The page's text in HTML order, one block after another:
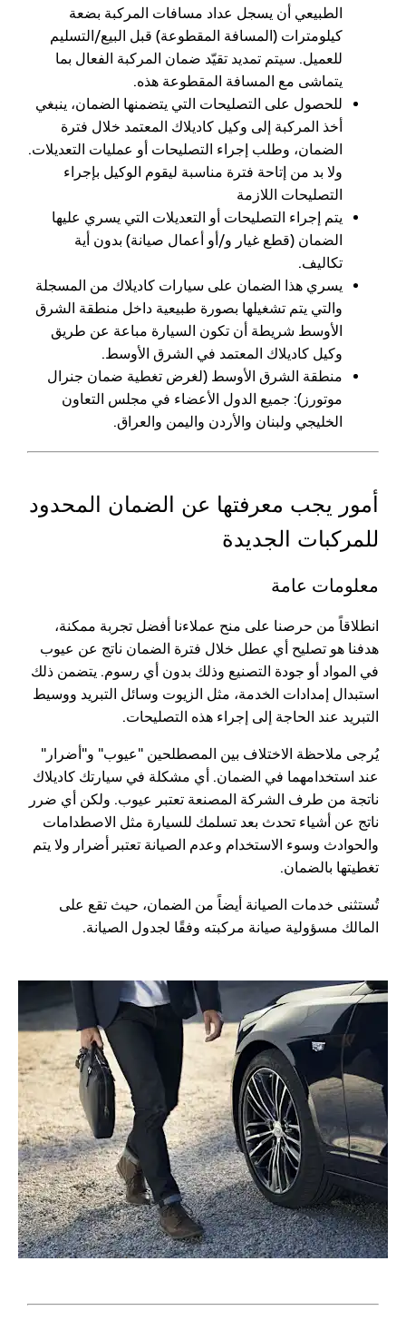
الطبيعي أن يسجل عداد مسافات المركبة بضعة
كيلومترات (المسافة المقطوعة) قبل البيع/التسليم
للعميل. سيتم تمديد تقيّد ضمان المركبة الفعال بما
يتماشى مع المسافة المقطوعة هذه.
للحصول على التصليحات التي يتضمنها الضمان، ينبغي
أخذ المركبة إلى وكيل كاديلاك المعتمد خلال فترة
الضمان، وطلب إجراء التصليحات أو عمليات التعديلات.
ولا بد من إتاحة فترة مناسبة ليقوم الوكيل بإجراء
التصليحات اللازمة
يتم إجراء التصليحات أو التعديلات التي يسري عليها
الضمان (قطع غيار و/أو أعمال صيانة) بدون أية
تكاليف.
يسري هذا الضمان على سيارات كاديلاك من المسجلة
والتي يتم تشغيلها بصورة طبيعية داخل منطقة الشرق
الأوسط شريطة أن تكون السيارة مباعة عن طريق
وكيل كاديلاك المعتمد في الشرق الأوسط.
منطقة الشرق الأوسط (لغرض تغطية ضمان جنرال
موتورز): جميع الدول الأعضاء في مجلس التعاون
الخليجي ولبنان والأردن واليمن والعراق.
أمور يجب معرفتها عن الضمان المحدود
للمركبات الجديدة
معلومات عامة
انطلاقاً من حرصنا على منح عملاءنا أفضل تجربة ممكنة،
هدفنا هو تصليح أي عطل خلال فترة الضمان ناتج عن عيوب
في المواد أو جودة التصنيع وذلك بدون أي رسوم. يتضمن ذلك
استبدال إمدادات الخدمة، مثل الزيوت وسائل التبريد ووسيط
التبريد عند الحاجة إلى إجراء هذه التصليحات.
يُرجى ملاحظة الاختلاف بين المصطلحين "عيوب" و"أضرار"
عند استخدامهما في الضمان. أي مشكلة في سيارتك كاديلاك
ناتجة من طرف الشركة المصنعة تعتبر عيوب. ولكن أي ضرر
ناتج عن أشياء تحدث بعد تسلمك للسيارة مثل الاصطدامات
والحوادث وسوء الاستخدام وعدم الصيانة تعتبر أضرار ولا يتم
تغطيتها بالضمان.
تُستثنى خدمات الصيانة أيضاً من الضمان، حيث تقع على
المالك مسؤولية صيانة مركبته وفقًا لجدول الصيانة.